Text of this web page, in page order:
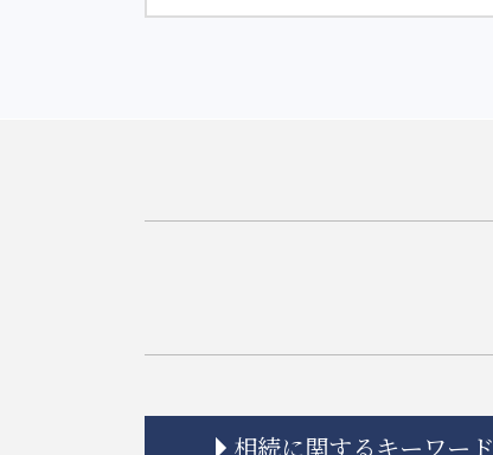
相続に関するキーワード